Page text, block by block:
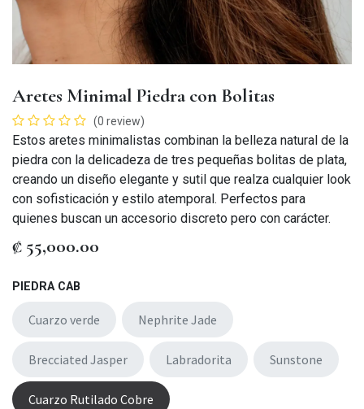
Aretes Minimal Piedra con Bolitas
(0 review)
Estos aretes minimalistas combinan la belleza natural de la
piedra con la delicadeza de tres pequeñas bolitas de plata,
creando un diseño elegante y sutil que realza cualquier look
con sofisticación y estilo atemporal. Perfectos para
quienes buscan un accesorio discreto pero con carácter.
₡ 55,000.00
PIEDRA CAB
Cuarzo verde Nephrite Jade
Brecciated Jasper Labradorita Sunstone
Cuarzo Rutilado Cobre